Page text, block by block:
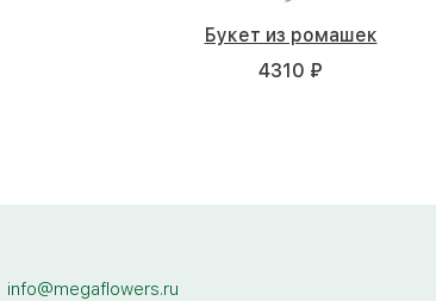
Букет из ромашек
4310 ₽
info@megaflowers.ru